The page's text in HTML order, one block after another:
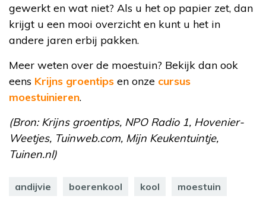
gewerkt en wat niet? Als u het op papier zet, dan
krijgt u een mooi overzicht en kunt u het in
andere jaren erbij pakken.
Meer weten over de moestuin? Bekijk dan ook
eens Krijns groentips en onze cursus
moestuinieren.
(Bron: Krijns groentips, NPO Radio 1, Hovenier-
Weetjes, Tuinweb.com, Mijn Keukentuintje,
Tuinen.nl)
andijvie boerenkool kool moestuin